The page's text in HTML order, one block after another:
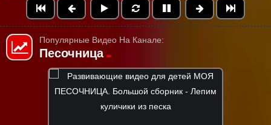
Популярные Видео На Канале:
Песочница